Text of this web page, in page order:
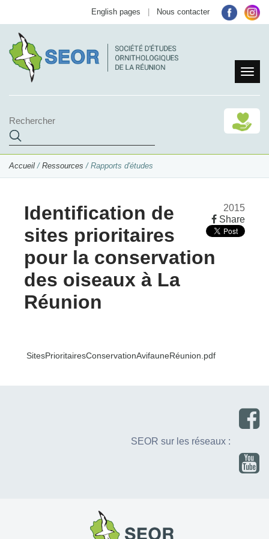
English pages Nous contacter
Accueil / Ressources / Rapports d'études
2015
Share
Identification de
sites prioritaires
pour la conservation
des oiseaux à La
Réunion
SitesPrioritairesConservationAvifauneRéunion.pdf
SEOR sur les réseaux :